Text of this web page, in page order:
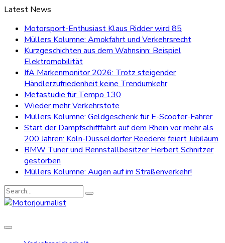
Latest News
Motorsport-Enthusiast Klaus Ridder wird 85
Müllers Kolumne: Amokfahrt und Verkehrsrecht
Kurzgeschichten aus dem Wahnsinn: Beispiel
Elektromobilität
IfA Markenmonitor 2026: Trotz steigender
Händlerzufriedenheit keine Trendumkehr
Metastudie für Tempo 130
Wieder mehr Verkehrstote
Müllers Kolumne: Geldgeschenk für E-Scooter-Fahrer
Start der Dampfschifffahrt auf dem Rhein vor mehr als
200 Jahren: Köln-Düsseldorfer Reederei feiert Jubiläum
BMW Tuner und Rennstallbesitzer Herbert Schnitzer
gestorben
Müllers Kolumne: Augen auf im Straßenverkehr!
Search
for: